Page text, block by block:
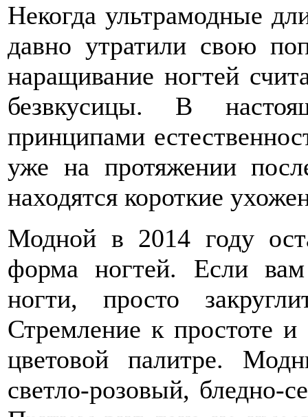
Некогда ультрамодные
давно утратили свою
наращивание ногтей
безвкусицы. В
принципами
уже на протяжении
находятся короткие
Модной в 2014 году
форма ногтей. Если
ногти, просто
Стремление к простоте и
цветовой палитре.
светло-розовый, бледно-